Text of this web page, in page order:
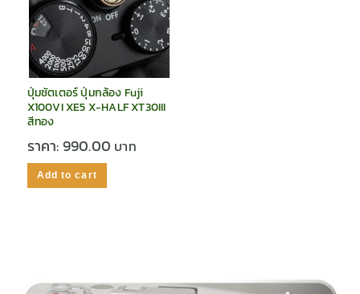
ปุ่มชัตเตอร์ ปุ่มกล้อง Fuji
X100VI XE5 X-HALF XT30III
สีทอง
ราคา:990.00
Add to cart